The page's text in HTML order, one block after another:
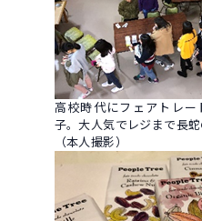
高校時代にフェアトレ
子。大人気でレジまで長蛇
（本人撮影）